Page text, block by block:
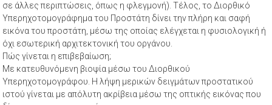
σε άλλες περιπτώσεις, όπως η φλεγμονή). Τέλος, το Διορθικό
Υπερηχοτομογράφημα του Προστάτη δίνει την πλήρη και σαφή
εικόνα του προστάτη, μέσω της οποίας ελέγχεται η φυσιολογική ή
όχι εσωτερική αρχιτεκτονική του οργάνου.
Πώς γίνεται η επιβεβαίωση;
Με κατευθυνόμενη βιοψία μέσω του Διορθικού
Υπερηχοτομογράφου. Η λήψη μερικών δειγμάτων προστατικού
ιστού γίνεται με απόλυτη ακρίβεια μέσω της οπτικής εικόνας που